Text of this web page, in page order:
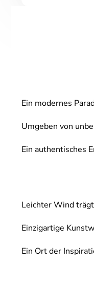
Ein modernes
Umgeben von
Ein authentisches
Leichter Wind
Einzigartige
Ein Ort der